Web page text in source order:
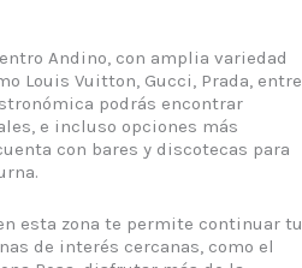
Andino, con amplia variedad
Louis Vuitton, Gucci, Prada, entre
podrás encontrar
e incluso opciones más
con bares y discotecas para
esta zona te permite continuar tu
de interés cercanas, como el